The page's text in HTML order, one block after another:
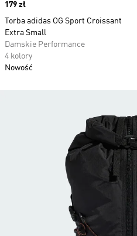
Price
179 zł
Torba adidas OG Sport Croissant
Extra Small
Damskie Performance
4 kolory
Nowość